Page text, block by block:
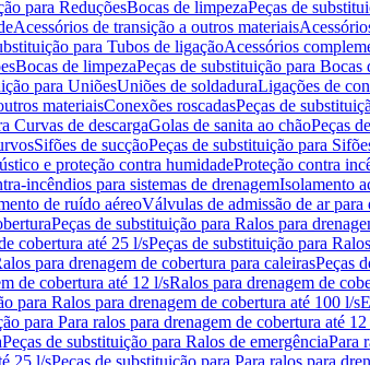
para ReduçõesBocas de limpezaPeças de
Acessórios de transição a outros materiais
para Tubos de ligaçãoAcessórios
Bocas de limpezaPeças de substituição para Bocas
para UniõesUniões de soldaduraLigações de
materiaisConexões roscadasPeças de
Curvas de descargaGolas de sanita ao chãoPeças
Sifões de sucçãoPeças de substituição para
e proteção contra humidadeProteção contra
incêndios para sistemas de drenagemIsolamento
de ruído aéreoVálvulas de admissão de ar para
Peças de substituição para Ralos para
cobertura até 25 l/sPeças de substituição para
para drenagem de cobertura para caleirasPeças
de cobertura até 12 l/sRalos para drenagem de
para Ralos para drenagem de cobertura até 100 l/s
para Para ralos para drenagem de cobertura até
Peças de substituição para Ralos de emergênciaPara
25 l/sPeças de substituição para Para ralos para